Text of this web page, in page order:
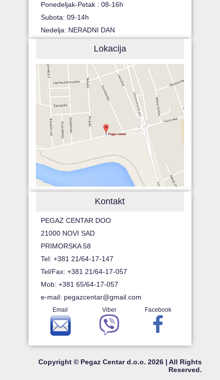
Ponedeljak-Petak : 08-16h
Subota: 09-14h
Nedelja: NERADNI DAN
Lokacija
Kontakt
PEGAZ CENTAR DOO
21000 NOVI SAD
PRIMORSKA 58
Tel: +381 21/64-17-147
Tel/Fax: +381 21/64-17-057
Mob: +381 65/64-17-057
e-mail: pegazcentar@gmail.com
Email Viber Facebook
Copyright © Pegaz Centar d.o.o. 2026 | All Rights
Reserved.